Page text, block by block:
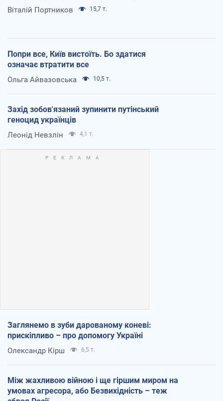
Віталій Портников 15,7 т.
Попри все, Київ вистоїть. Бо здатися
означає втратити все
Ольга Айвазовська 10,5 т.
Захід зобов'язаний зупинити путінський
геноцид українців
Леонід Невзлін 4,1 т.
Заглянемо в зуби дарованому коневі:
прискіпливо – про допомогу Україні
Олександр Кірш 6,5 т.
Між жахливою війною і ще гіршим миром на
умовах агресора, або Безвихідність – теж